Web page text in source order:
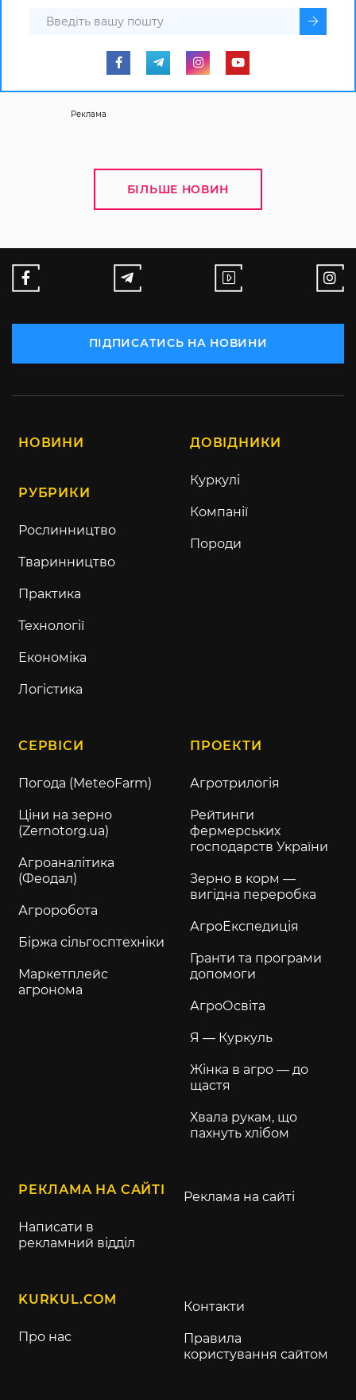
Реклама
БІЛЬШЕ НОВИН
ПІДПИСАТИСЬ НА НОВИНИ
НОВИНИ
РУБРИКИ
Рослинництво
Тваринництво
Практика
Технології
Економіка
Логістика
ДОВІДНИКИ
Куркулі
Компанії
Породи
СЕРВІСИ
Погода (MeteoFarm)
Ціни на зерно
(Zernotorg.ua)
Агроаналітика
(Феодал)
Агроробота
Біржа сільгосптехніки
Маркетплейс
агронома
ПРОЕКТИ
Агротрилогія
Рейтинги
фермерських
господарств України
Зерно в корм —
вигідна переробка
АгроЕкспедиція
Гранти та програми
допомоги
АгроОсвіта
Я — Куркуль
Жінка в агро — до
щастя
Хвала рукам, що
пахнуть хлібом
РЕКЛАМА НА САЙТІ
Написати в
рекламний відділ
Реклама на сайті
KURKUL.COM
Про нас
Контакти
Правила
користування сайтом